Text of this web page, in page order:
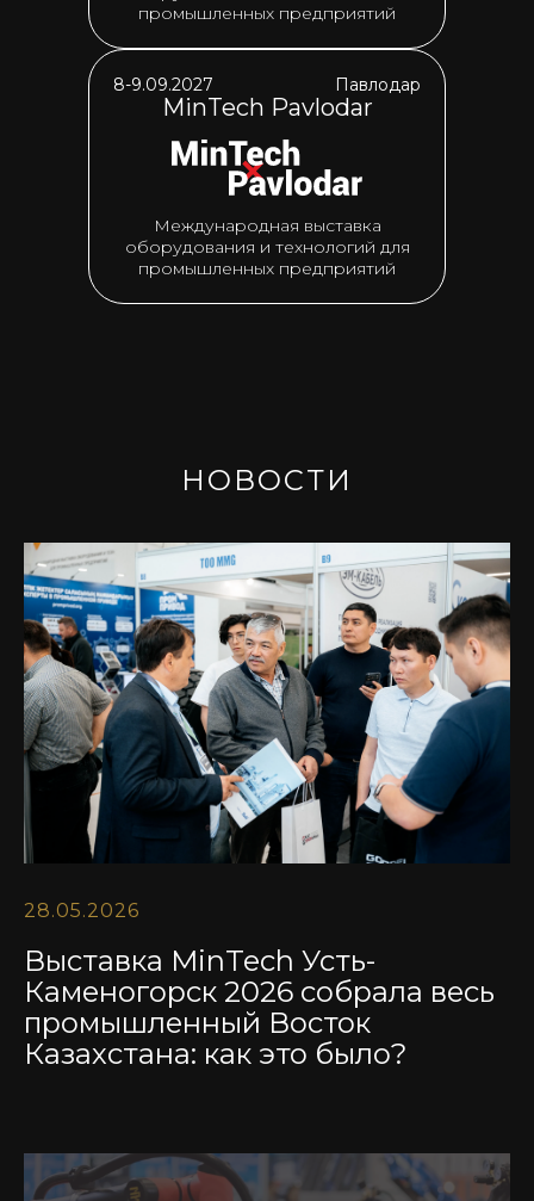
промышленных предприятий
8-9.09.2027 Павлодар
MinTech Pavlodar
Международная выставка
оборудования и технологий для
промышленных предприятий
НОВОСТИ
28.05.2026
Выставка MinTech Усть-
Каменогорск 2026 собрала весь
промышленный Восток
Казахстана: как это было?